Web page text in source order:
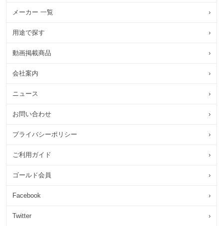
メーカー 一覧 ›
用途で探す ›
動画掲載商品 ›
会社案内 ›
ニュース ›
お問い合わせ ›
プライバシーポリシー ›
ご利用ガイド ›
ゴールド会員 ›
Facebook ›
Twitter ›